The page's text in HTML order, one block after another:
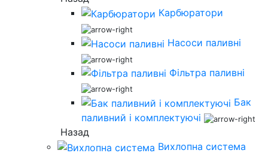
Карбюратори
Насоси паливні
Фільтра паливні
Бак
паливний і комплектуючі
Назад
Вихлопна система